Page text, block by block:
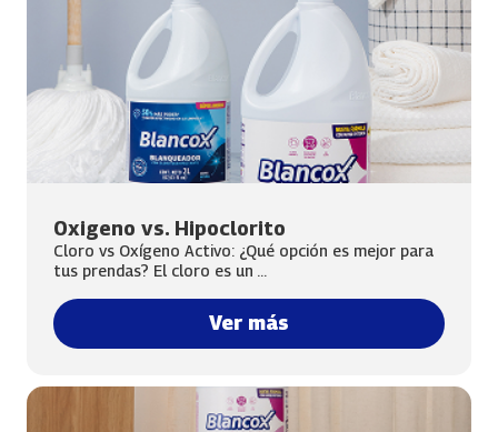
Oxigeno vs. Hipoclorito
Cloro vs Oxígeno Activo: ¿Qué opción es mejor para
tus prendas? El cloro es un ...
Ver más